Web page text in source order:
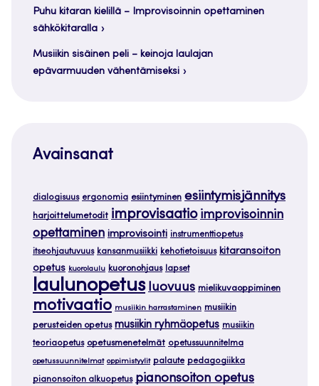
Puhu kitaran kielillä – Improvisoinnin opettaminen
sähkökitaralla
Musiikin sisäinen peli – keinoja laulajan
epävarmuuden vähentämiseksi
Avainsanat
dialogisuus ergonomia esiintyminen esiintymisjännitys
harjoittelumetodit improvisaatio improvisoinnin
opettaminen improvisointi instrumenttiopetus
itseohjautuvuus kansanmusiikki kehotietoisuus kitaransoiton
opetus kuorolaulu kuoronohjaus lapset
laulunopetus luovuus mielikuvaoppiminen
motivaatio musiikin harrastaminen musiikin
perusteiden opetus musiikin ryhmäopetus musiikin
teoriaopetus opetusmenetelmät opetussuunnitelma
opetussuunnitelmat oppimistyylit palaute pedagogiikka
pianonsoiton alkuopetus pianonsoiton opetus